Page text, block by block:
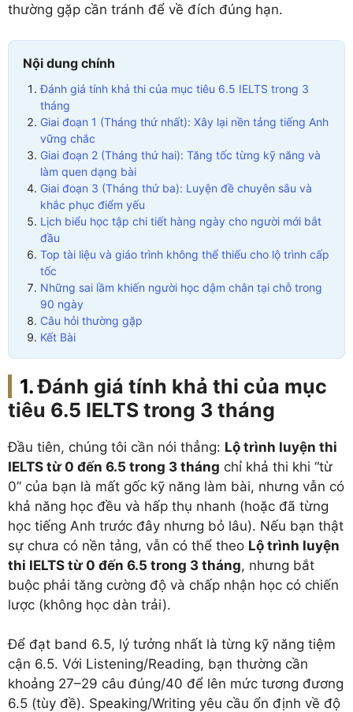
thường gặp cần tránh để về đích đúng hạn.
Nội dung chính
Đánh giá tính khả thi của mục tiêu 6.5 IELTS trong 3
tháng
Giai đoạn 1 (Tháng thứ nhất): Xây lại nền tảng tiếng Anh
vững chắc
Giai đoạn 2 (Tháng thứ hai): Tăng tốc từng kỹ năng và
làm quen dạng bài
Giai đoạn 3 (Tháng thứ ba): Luyện đề chuyên sâu và
khắc phục điểm yếu
Lịch biểu học tập chi tiết hàng ngày cho người mới bắt
đầu
Top tài liệu và giáo trình không thể thiếu cho lộ trình cấp
tốc
Những sai lầm khiến người học dậm chân tại chỗ trong
90 ngày
Câu hỏi thường gặp
Kết Bài
Đánh giá tính khả thi của mục
tiêu 6.5 IELTS trong 3 tháng
Đầu tiên, chúng tôi cần nói thẳng: Lộ trình luyện thi
IELTS từ 0 đến 6.5 trong 3 tháng chỉ khả thi khi “từ
0” của bạn là mất gốc kỹ năng làm bài, nhưng vẫn có
khả năng học đều và hấp thụ nhanh (hoặc đã từng
học tiếng Anh trước đây nhưng bỏ lâu). Nếu bạn thật
sự chưa có nền tảng, vẫn có thể theo Lộ trình luyện
thi IELTS từ 0 đến 6.5 trong 3 tháng, nhưng bắt
buộc phải tăng cường độ và chấp nhận học có chiến
lược (không học dàn trải).
Để đạt band 6.5, lý tưởng nhất là từng kỹ năng tiệm
cận 6.5. Với Listening/Reading, bạn thường cần
khoảng 27–29 câu đúng/40 để lên mức tương đương
6.5 (tùy đề). Speaking/Writing yêu cầu ổn định về độ